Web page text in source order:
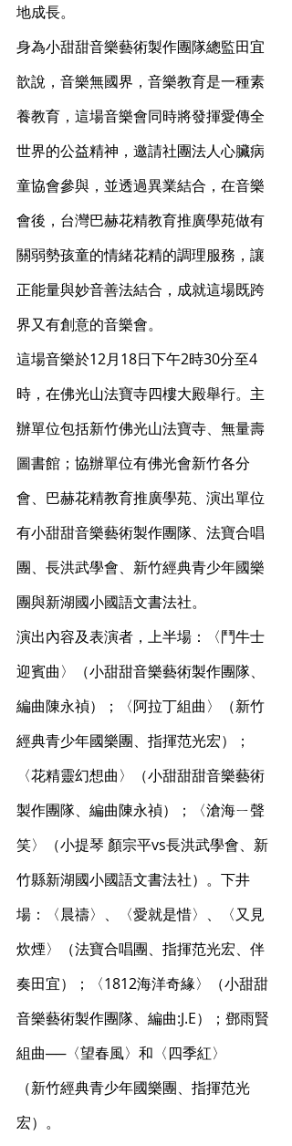
地成長。
身為小甜甜音樂藝術製作團隊總監田宜
歆說，音樂無國界，音樂教育是一種素
養教育，這場音樂會同時將發揮愛傳全
世界的公益精神，邀請社團法人心臟病
童協會參與，並透過異業結合，在音樂
會後，台灣巴赫花精教育推廣學苑做有
關弱勢孩童的情緒花精的調理服務，讓
正能量與妙音善法結合，成就這場既跨
界又有創意的音樂會。
這場音樂於12月18日下午2時30分至4
時，在佛光山法寶寺四樓大殿舉行。主
辦單位包括新竹佛光山法寶寺、無量壽
圖書館；協辦單位有佛光會新竹各分
會、巴赫花精教育推廣學苑、演出單位
有小甜甜音樂藝術製作團隊、法寶合唱
團、長洪武學會、新竹經典青少年國樂
團與新湖國小國語文書法社。
演出內容及表演者，上半場：〈鬥牛士
迎賓曲〉（小甜甜音樂藝術製作團隊、
編曲陳永禎）；〈阿拉丁組曲〉（新竹
經典青少年國樂團、指揮范光宏）；
〈花精靈幻想曲〉（小甜甜甜音樂藝術
製作團隊、編曲陳永禎）；〈滄海ㄧ聲
笑〉（小提琴 顏宗平vs長洪武學會、新
竹縣新湖國小國語文書法社）。下井
場：〈晨禱〉、〈愛就是惜〉、〈又見
炊煙〉（法寶合唱團、指揮范光宏、伴
奏田宜）；〈1812海洋奇緣〉（小甜甜
音樂藝術製作團隊、編曲:J.E）；鄧雨賢
組曲──〈望春風〉和〈四季紅〉
（新竹經典青少年國樂團、指揮范光
宏）。